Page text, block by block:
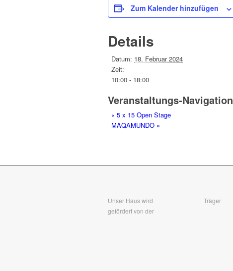
Zum Kalender hinzufügen
Details
Datum: 18. Februar 2024
Zeit:
10:00 - 18:00
Veranstaltungs-Navigation
« 5 x 15 Open Stage
MAQAMUNDO »
Unser Haus wird
gefördert von der
Träger